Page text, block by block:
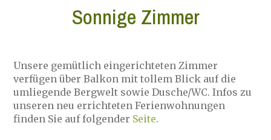
Sonnige Zimmer
Unsere gemütlich eingerichteten Zimmer
verfügen über Balkon mit tollem Blick auf die
umliegende Bergwelt sowie Dusche/WC. Infos zu
unseren neu errichteten Ferienwohnungen
finden Sie auf folgender Seite.